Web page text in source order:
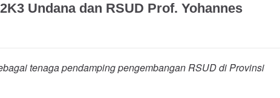
Undana dan RSUD Prof. Yohannes
tenaga pendamping pengembangan RSUD di Provinsi